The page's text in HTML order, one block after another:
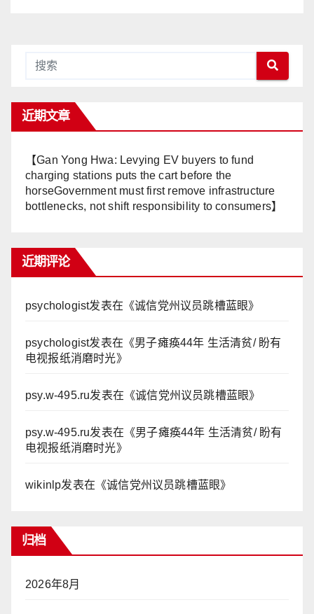
近期文章
【Gan Yong Hwa: Levying EV buyers to fund
charging stations puts the cart before the
horseGovernment must first remove infrastructure
bottlenecks, not shift responsibility to consumers】
近期评论
psychologist发表在《诚信党州议员跳槽蓝眼》
psychologist发表在《男子瘫痪44年 生活清贫/ 盼有
电视报纸消磨时光》
psy.w-495.ru发表在《诚信党州议员跳槽蓝眼》
psy.w-495.ru发表在《男子瘫痪44年 生活清贫/ 盼有
电视报纸消磨时光》
wikinlp发表在《诚信党州议员跳槽蓝眼》
归档
2026年8月